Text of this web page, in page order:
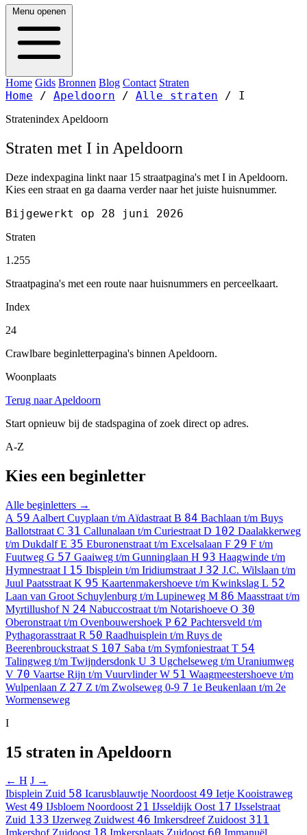
Menu openen
Home Gids Bronnen Blog Contact Straten
Home / Apeldoorn / Alle straten / I
Stratenindex Apeldoorn
Straten met I in Apeldoorn
Deze indexpagina linkt naar 15 straatpagina's met I in Apeldoorn.
Kies een straat en ga daarna verder naar het juiste huisnummer.
Bijgewerkt op 28 juni 2026
Straten
1.255
Straatpagina's met een route naar huisnummers en perceelkaart.
Index
24
Crawlbare beginletterpagina's binnen Apeldoorn.
Woonplaats
Terug naar Apeldoorn
Start opnieuw bij de stadspagina of zoek direct op adres.
A-Z
Kies een beginletter
Alle beginletters →
A 59 Aalbert Cuyplaan t/m Aïdastraat B 84 Bachlaan t/m Buys
Ballotstraat C 31 Callunalaan t/m Curiestraat D 102 Daalakkerweg
t/m DukdalfE 35 Eburonenstraat t/m Excelsalaan F 29 F t/m
Fuutweg G 57 Gaaiweg t/m Gunninglaan H 93 Haagwinde t/m
Hymnestraat I 15 Ibisplein t/m Iridiumstraat J 32 J.C. Wilslaan t/m
Juul Paatsstraat K 95 Kaartenmakershoeve t/m Kwinkslag L 52
Laan van Groot Schuylenburg t/m Lupineweg M 86 Maasstraat t/m
MyrtillushofN 24 Nabuccostraat t/m Notarishoeve O 30
Oberonstraat t/m Ovenbouwershoek P 62 Pachtersveld t/m
Pythagorasstraat R 50 Raadhuisplein t/m Ruys de
Beerenbrouckstraat S 107 Saba t/m Symfoniestraat T 54
Talingweg t/m Twijndersdonk U 3 Ugchelseweg t/m Uraniumweg
V 70 Vaartse Rijn t/m VuurvlinderW 51 Waagmeestershoeve t/m
Wulpenlaan Z 27 Z t/m Zwolseweg 0-9 7 1e Beukenlaan t/m 2e
Wormenseweg
I
15 straten in Apeldoorn
← H J →
Ibisplein Zuid 58 Icarusblauwtje Noordoost 49 Ietje Kooistraweg
West 49 IJsbloem Noordoost 21 IJsseldijk Oost 17 IJsselstraat
Zuid 133 IJzerweg Zuidwest 46 Imkersdreef Zuidoost 311